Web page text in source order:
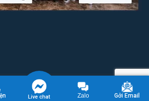
Công ty cổ phần công nghệ IZI Software
Live chat Zalo Gởi Email